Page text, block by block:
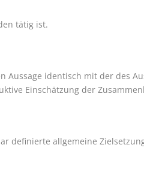
tätig ist.
identisch mit der des
Einschätzung der
definierte allgemeine